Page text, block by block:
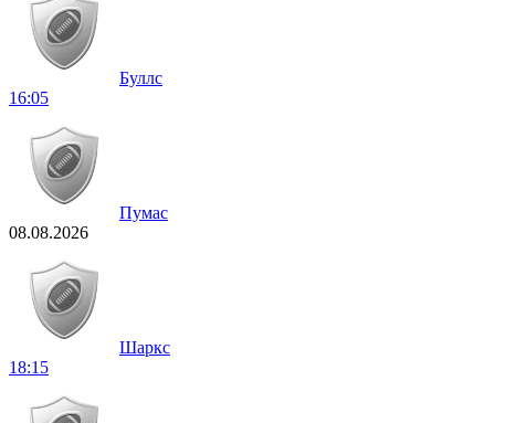
Буллс
16:05
Пумас
08.08.2026
Шаркс
18:15